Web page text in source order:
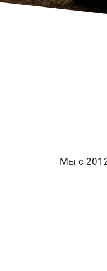
Мы с